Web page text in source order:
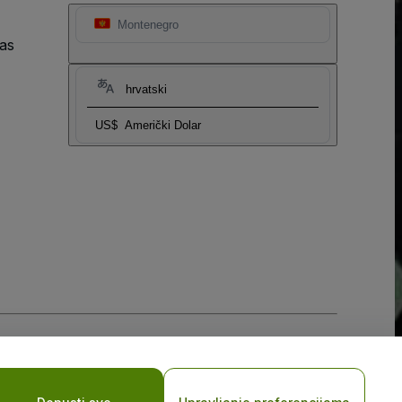
Montenegro
hrvatski
US$ Američki Dolar
za mobilne uređaje